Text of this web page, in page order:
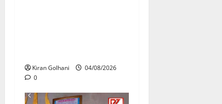
Kiran Golhani
04/08/2026
0